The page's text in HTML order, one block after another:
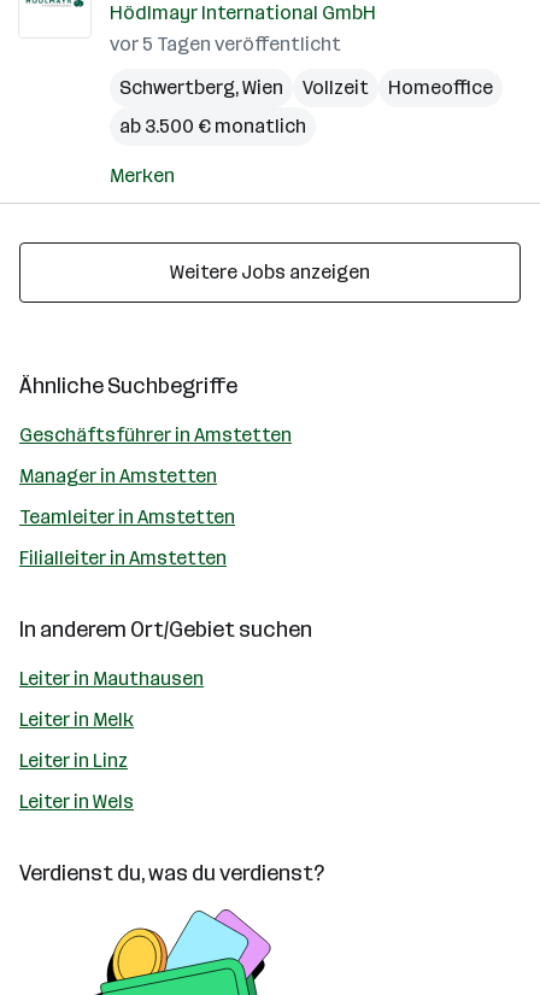
Hödlmayr International GmbH
vor 5 Tagen veröffentlicht
Schwertberg,Wien Vollzeit
Homeoffice
ab 3.500 € monatlich
Merken
Weitere Jobs anzeigen
Ähnliche Suchbegriffe
Geschäftsführer in Amstetten
Manager in Amstetten
Teamleiter in Amstetten
Filialleiter in Amstetten
In anderem Ort/Gebiet suchen
Leiter in Mauthausen
Leiter in Melk
Leiter in Linz
Leiter in Wels
Verdienst du, was du verdienst?